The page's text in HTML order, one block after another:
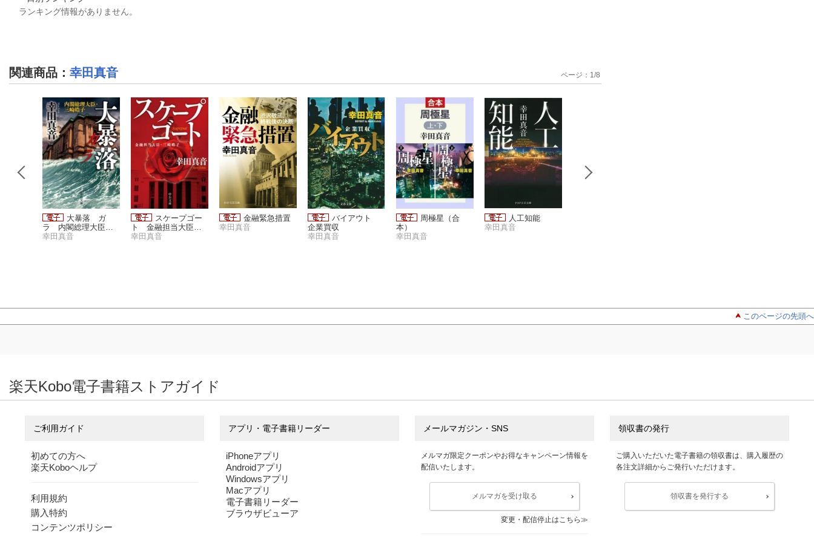
ランキング情報がありません。
関連商品 ： 幸田真音
大暴落 ガ
ラ 内閣総理大臣・
三崎皓子
幸田真音
スケープゴー
ト 金融担当大臣・
三崎皓子
幸田真音
金融緊急措置
幸田真音
バイアウト
企業買収
幸田真音
周極星（合
本）
幸田真音
人工知能
幸田真音
ページ： 1/8
このページの先頭へ
楽天Kobo電子書籍ストアガイド
ご利用ガイド
初めての方へ
楽天Koboヘルプ
利用規約
購入特約
コンテンツポリシー
アプリ・電子書籍リーダー
iPhoneアプリ
Androidアプリ
Windowsアプリ
Macアプリ
電子書籍リーダー
ブラウザビューア
メールマガジン・SNS
メルマガ限定クーポンやお得なキャンペーン情報を
配信いたします。
メルマガを受け取る
変更・配信停止はこちら
領収書の発行
ご購入いただいた電子書籍の領収書は、購入履歴の
各注文詳細からご発行いただけます。
領収書を発行する